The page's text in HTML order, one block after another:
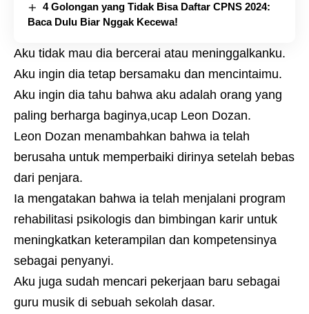
4 Golongan yang Tidak Bisa Daftar CPNS 2024:
Baca Dulu Biar Nggak Kecewa!
Aku tidak mau dia bercerai atau meninggalkanku.
Aku ingin dia tetap bersamaku dan mencintaimu.
Aku ingin dia tahu bahwa aku adalah orang yang
paling berharga baginya,ucap Leon Dozan.
Leon Dozan menambahkan bahwa ia telah
berusaha untuk memperbaiki dirinya setelah bebas
dari penjara.
Ia mengatakan bahwa ia telah menjalani program
rehabilitasi psikologis dan bimbingan karir untuk
meningkatkan keterampilan dan kompetensinya
sebagai penyanyi.
Aku juga sudah mencari pekerjaan baru sebagai
guru musik di sebuah sekolah dasar.